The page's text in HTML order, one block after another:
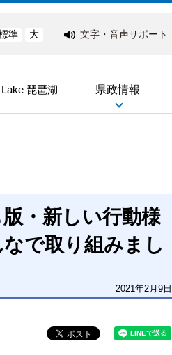
準 大 文字・音声サポート
琵琶湖 県政情報
・新しい行動様
で取り組みまし
2021年2月9日